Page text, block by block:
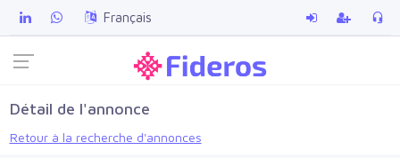
Français
Détail de l'annonce
Retour à la recherche d'annonces